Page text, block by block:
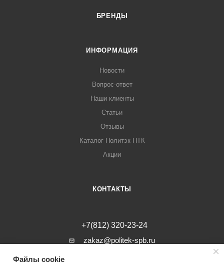
БРЕНДЫ
ИНФОРМАЦИЯ
Новости
Вопрос-ответ
Наши клиенты
Статьи
Отзывы
Каталог Политэк-ПТК
Акции
КОНТАКТЫ
+7(812) 320-23-24
zakaz@politek-spb.ru
г. Санкт-Петербург, Минеральная ул, д.
Файлы cookie